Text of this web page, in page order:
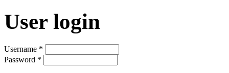
User login
Username *
Password *